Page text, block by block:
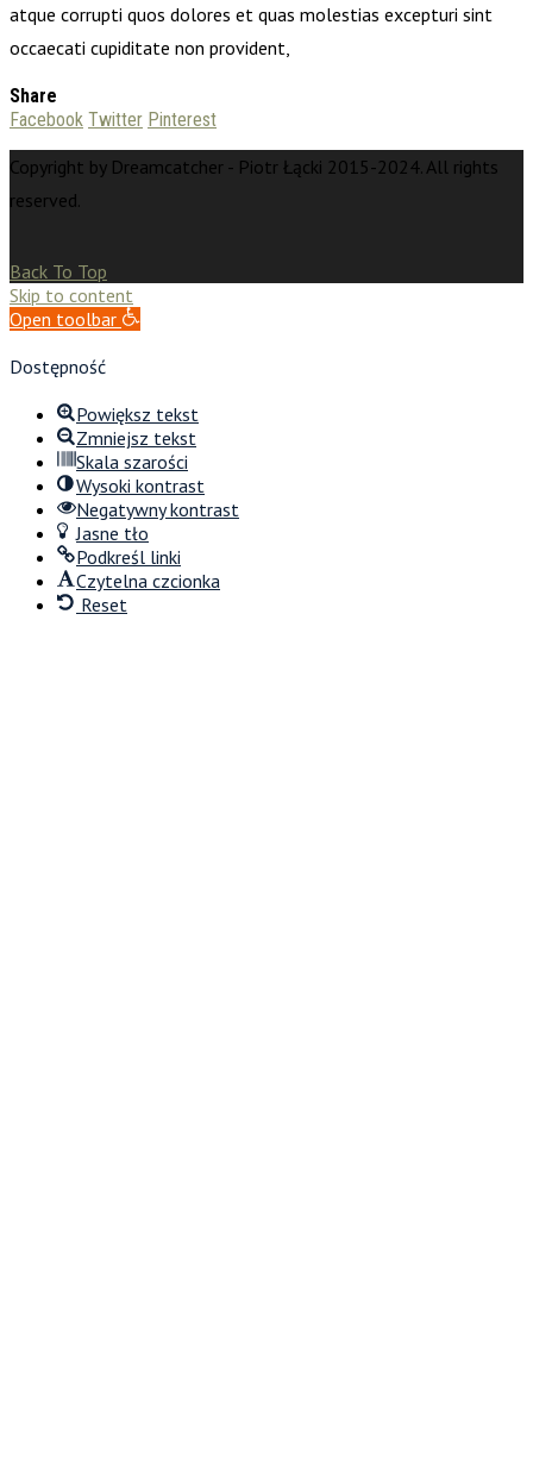
atque corrupti quos dolores et quas molestias excepturi sint
occaecati cupiditate non provident,
Share
Facebook Twitter Pinterest
Copyright by Dreamcatcher - Piotr Łącki 2015-2024. All rights
reserved.
Back To Top
Skip to content
Open toolbar
Dostępność
Powiększ tekst
Zmniejsz tekst
Skala szarości
Wysoki kontrast
Negatywny kontrast
Jasne tło
Podkreśl linki
Czytelna czcionka
Reset